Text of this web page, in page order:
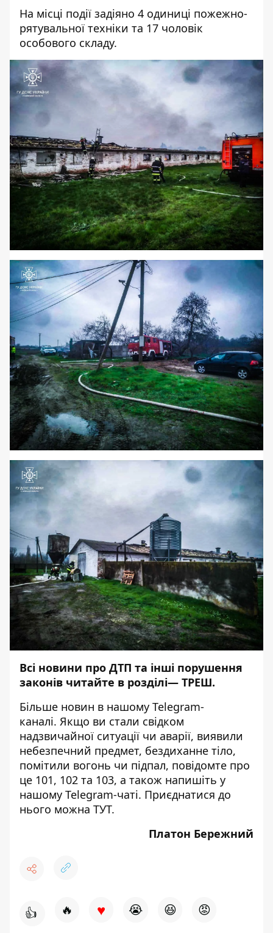
На місці події задіяно 4 одиниці пожежно-
рятувальної техніки та 17 чоловік
особового складу.
Всі новини про ДТП та інші порушення
законів читайте в розділі— ТРЕШ.
Більше новин в нашому Telegram-
каналі. Якщо ви стали свідком
надзвичайної ситуації чи аварії, виявили
небезпечний предмет, бездиханне тіло,
помітили вогонь чи підпал, повідомте про
це 101, 102 та 103, а також напишіть у
нашому Telegram-чаті. Приєднатися до
нього можна ТУТ.
Платон Бережний
👍 🔥 ♥ 😭 😆 😡